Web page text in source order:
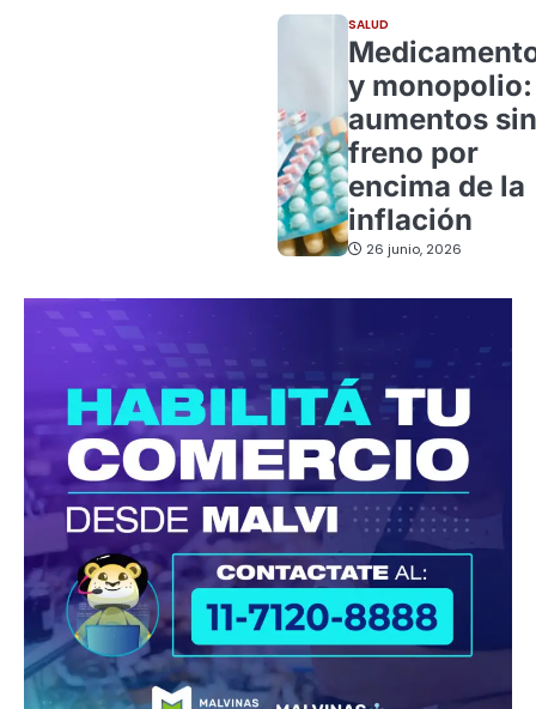
SALUD
y monopolio:
aumentos sin
freno por
encima de la
inflación
26 junio, 2026